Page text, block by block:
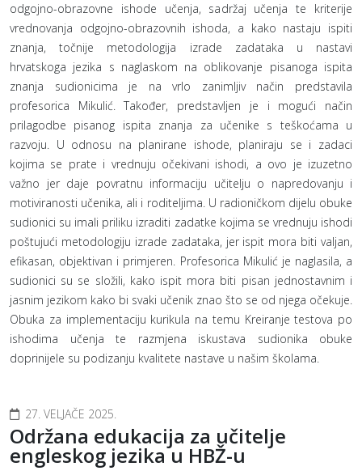
odgojno-obrazovne ishode učenja, sadržaj učenja te kriterije
vrednovanja odgojno-obrazovnih ishoda, a kako nastaju ispiti
znanja, točnije metodologija izrade zadataka u nastavi
hrvatskoga jezika s naglaskom na oblikovanje pisanoga ispita
znanja sudionicima je na vrlo zanimljiv način predstavila
profesorica Mikulić. Također, predstavljen je i mogući način
prilagodbe pisanog ispita znanja za učenike s teškoćama u
razvoju. U odnosu na planirane ishode, planiraju se i zadaci
kojima se prate i vrednuju očekivani ishodi, a ovo je izuzetno
važno jer daje povratnu informaciju učitelju o napredovanju i
motiviranosti učenika, ali i roditeljima. U radioničkom dijelu obuke
sudionici su imali priliku izraditi zadatke kojima se vrednuju ishodi
poštujući metodologiju izrade zadataka, jer ispit mora biti valjan,
efikasan, objektivan i primjeren. Profesorica Mikulić je naglasila, a
sudionici su se složili, kako ispit mora biti pisan jednostavnim i
jasnim jezikom kako bi svaki učenik znao što se od njega očekuje.
Obuka za implementaciju kurikula na temu Kreiranje testova po
ishodima učenja te razmjena iskustava sudionika obuke
doprinijele su podizanju kvalitete nastave u našim školama.
27. VELJAČE 2025.
Održana edukacija za učitelje
engleskog jezika u HBŽ-u